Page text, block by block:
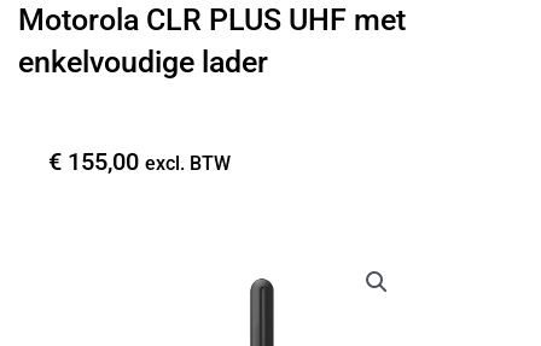
Motorola CLR PLUS UHF met
enkelvoudige lader
€ 155,00 excl. BTW